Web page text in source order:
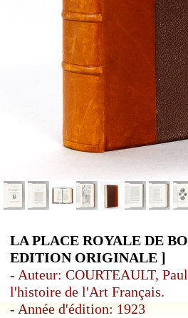
LA PLACE ROYALE DE
EDITION ORIGINALE ]
- Auteur: COURTEAULT,
l'histoire de l'Art Français.
- Année d'édition: 1923